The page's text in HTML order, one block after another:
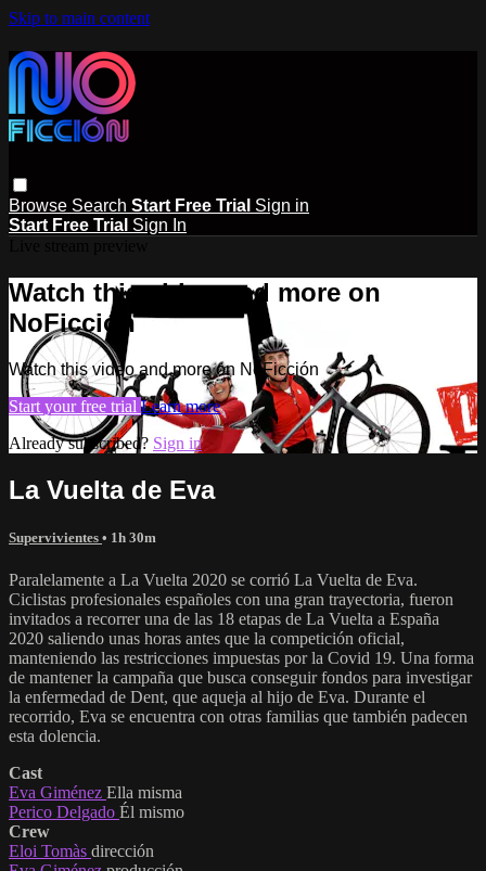
Skip to main content
Browse Search Start Free Trial Sign in
Start Free Trial Sign In
Watch this video and more on
NoFicción
Watch this video and more on NoFicción
Start your free trial Learn more
Already subscribed? Sign in
La Vuelta de Eva
Supervivientes • 1h 30m
Paralelamente a La Vuelta 2020 se corrió La Vuelta de Eva.
Ciclistas profesionales españoles con una gran trayectoria, fueron
invitados a recorrer una de las 18 etapas de La Vuelta a España
2020 saliendo unas horas antes que la competición oficial,
manteniendo las restricciones impuestas por la Covid 19. Una forma
de mantener la campaña que busca conseguir fondos para investigar
la enfermedad de Dent, que aqueja al hijo de Eva. Durante el
recorrido, Eva se encuentra con otras familias que también padecen
esta dolencia.
Cast
Eva Giménez Ella misma
Perico Delgado Él mismo
Crew
Eloi Tomàs dirección